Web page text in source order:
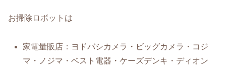
お掃除ロボットは
家電量販店：ヨドバシカメラ・ビッグカメラ・コジ
マ・ノジマ・ベスト電器・ケーズデンキ・ディオン